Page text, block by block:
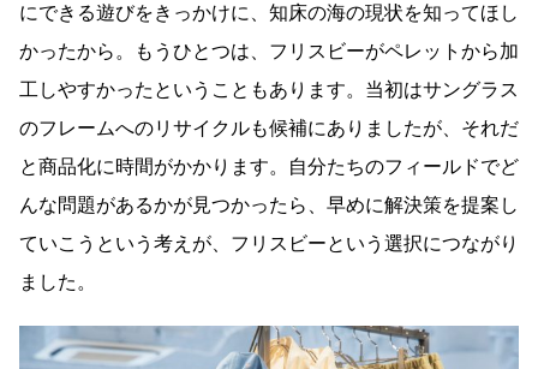
にできる遊びをきっかけに、知床の海の現状を知ってほし
かったから。もうひとつは、フリスビーがペレットから加
工しやすかったということもあります。当初はサングラス
のフレームへのリサイクルも候補にありましたが、それだ
と商品化に時間がかかります。自分たちのフィールドでど
んな問題があるかが見つかったら、早めに解決策を提案し
ていこうという考えが、フリスビーという選択につながり
ました。